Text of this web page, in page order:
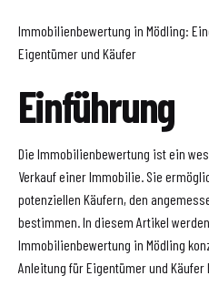
Immobilienbewertung in Mödling:
Eigentümer und Käufer
Einführung
Die Immobilienbewertung ist ein
Verkauf einer Immobilie. Sie
potenziellen Käufern, den
bestimmen. In diesem Artikel
Immobilienbewertung in Mödling
Anleitung für Eigentümer und